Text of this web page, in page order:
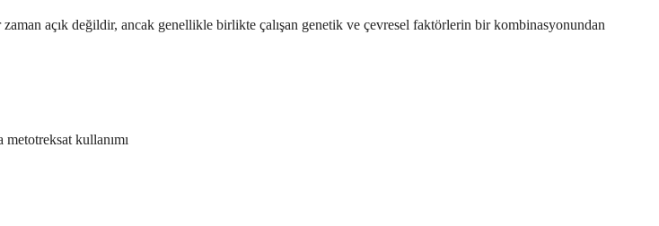
açık değildir, ancak genellikle birlikte çalışan genetik ve çevresel faktörlerin bir kombinasyonundan
kullanımı